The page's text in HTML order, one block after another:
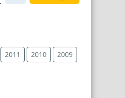
2011 2010
2009